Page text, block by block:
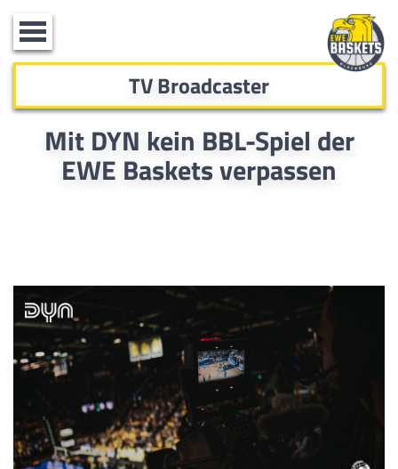
Toggle
navigation
TV Broadcaster
Mit DYN kein BBL-Spiel der
EWE Baskets verpassen